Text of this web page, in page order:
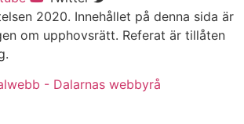
2020. Innehållet på denna sida är
om upphovsrätt. Referat är tillåten
- Dalarnas webbyrå